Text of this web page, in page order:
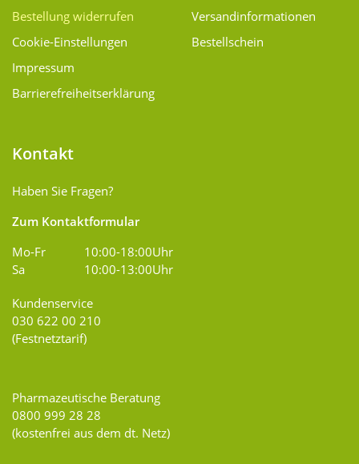
Bestellung widerrufen
Cookie-Einstellungen
Impressum
Barrierefreiheitserklärung
Versand­informationen
Bestellschein
Kontakt
Haben Sie Fragen?
Zum Kontaktformular
Mo-Fr
10:00-18:00Uhr
Sa
10:00-13:00Uhr
Kundenservice
030 622 00 210
(Festnetztarif)
Pharmazeutische Beratung
0800 999 28 28
(kostenfrei aus dem dt. Netz)